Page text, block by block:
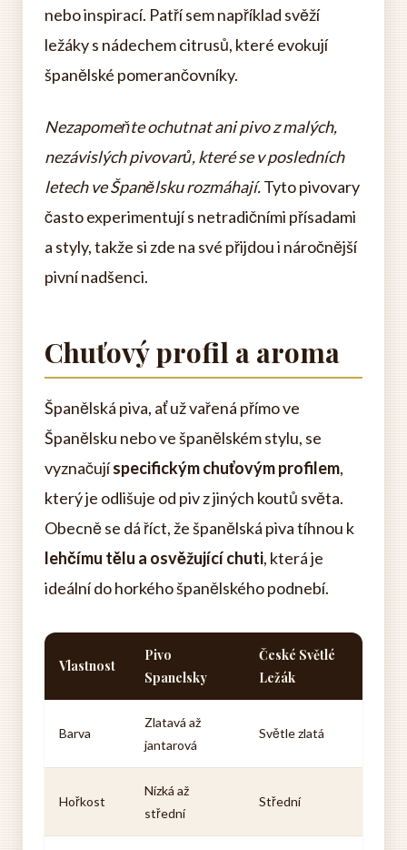
nebo inspirací. Patří sem například svěží
ležáky s nádechem citrusů, které evokují
španělské pomerančovníky.
Nezapomeňte ochutnat ani pivo z malých,
nezávislých pivovarů, které se v posledních
letech ve Španělsku rozmáhají.Tyto pivovary
často experimentují s netradičními přísadami
a styly, takže si zde na své přijdou i náročnější
pivní nadšenci.
Chuťový profil a aroma
Španělská piva, ať už vařená přímo ve
Španělsku nebo ve španělském stylu, se
vyznačujíspecifickým chuťovým profilem,
který je odlišuje od piv z jiných koutů světa.
Obecně se dá říct, že španělská piva tíhnou k
lehčímu tělu a osvěžující chuti, která je
ideální do horkého španělského podnebí.
Vlastnost
Pivo
Spanelsky
České Světlé
Ležák
Barva
Zlatavá až
jantarová
Světle zlatá
Hořkost
Nízká až
střední
Střední